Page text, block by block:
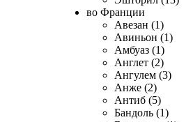
во Франции
Авезан (1)
Авиньон (1)
Амбуаз (1)
Англет (2)
Ангулем (3)
Анже (2)
Антиб (5)
Бандоль (1)